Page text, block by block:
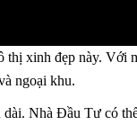
xinh đẹp này.
ngoại khu.
Nhà Đầu Tư có